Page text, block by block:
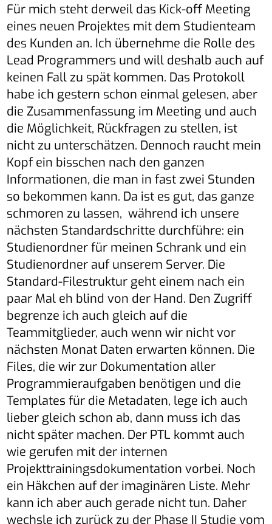
Für mich steht derweil das Kick-off Meeting
eines neuen Projektes mit dem Studienteam
des Kunden an. Ich übernehme die Rolle des
Lead Programmers und will deshalb auch auf
keinen Fall zu spät kommen. Das Protokoll
habe ich gestern schon einmal gelesen, aber
die Zusammenfassung im Meeting und auch
die Möglichkeit, Rückfragen zu stellen, ist
nicht zu unterschätzen. Dennoch raucht mein
Kopf ein bisschen nach den ganzen
Informationen, die man in fast zwei Stunden
so bekommen kann. Da ist es gut, das ganze
schmoren zu lassen, während ich unsere
nächsten Standardschritte durchführe: ein
Studienordner für meinen Schrank und ein
Studienordner auf unserem Server. Die
Standard-Filestruktur geht einem nach ein
paar Mal eh blind von der Hand. Den Zugriff
begrenze ich auch gleich auf die
Teammitglieder, auch wenn wir nicht vor
nächsten Monat Daten erwarten können. Die
Files, die wir zur Dokumentation aller
Programmieraufgaben benötigen und die
Templates für die Metadaten, lege ich auch
lieber gleich schon ab, dann muss ich das
nicht später machen. Der PTL kommt auch
wie gerufen mit der internen
Projekttrainingsdokumentation vorbei. Noch
ein Häkchen auf der imaginären Liste. Mehr
kann ich aber auch gerade nicht tun. Daher
wechsle ich zurück zu der Phase II Studie vom